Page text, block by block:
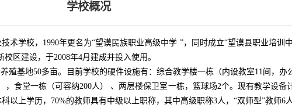
学校概况
学校，1990年更名为“望谟民族职业高级中学 ”，同时成立“望谟县职业培训
区建设，于2008年4月建成并投入使用。
基地50多亩。目前学校的硬件设施有：综合教学楼一栋（内设教室11间，办
食堂一栋（可容纳200人） 、两层楼保卫室一栋，篮球场2个。现有教学设备
上学历，70%的教师具有中级以上职称，其中高级职称3人，“双师型”教师6人